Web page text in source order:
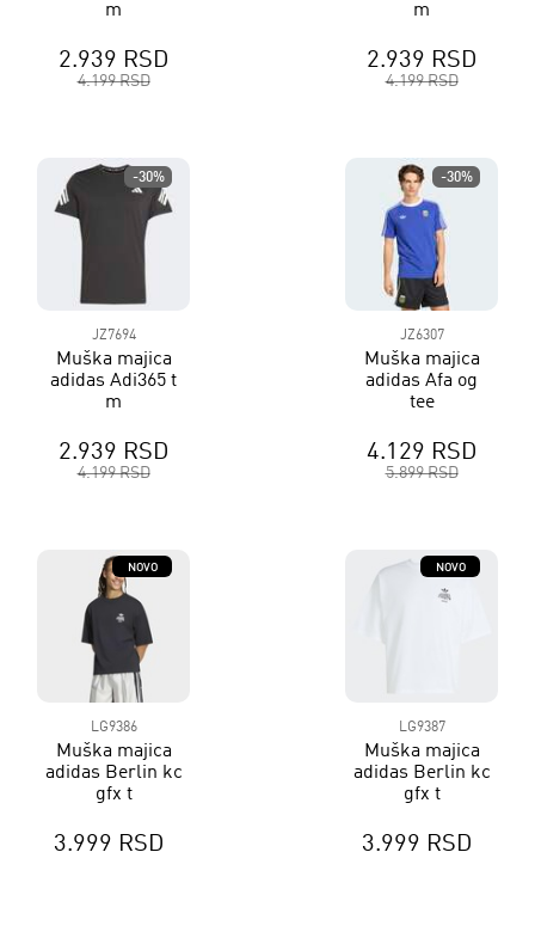
m
2.939 RSD
4.199 RSD
m
2.939 RSD
4.199 RSD
JZ7694
Muška majica
adidas Adi365 t
m
2.939 RSD
4.199 RSD
-30%
JZ6307
Muška majica
adidas Afa og
tee
4.129 RSD
5.899 RSD
-30%
LG9386
Muška majica
adidas Berlin kc
gfx t
3.999 RSD
NOVO
LG9387
Muška majica
adidas Berlin kc
gfx t
3.999 RSD
NOVO